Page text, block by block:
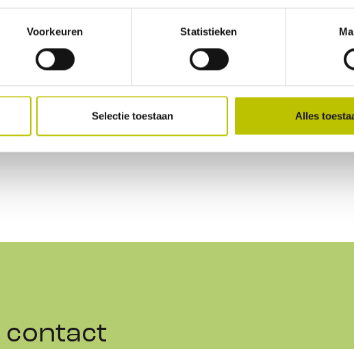
Voorkeuren Statistieken
Selectie toestaan Alles
contact